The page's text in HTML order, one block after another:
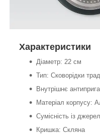
Характеристики
Діаметр: 22 см
Тип: Сковорідки
Внутрішнє
Матеріал корпусу:
Сумісність із
Кришка: Скляна